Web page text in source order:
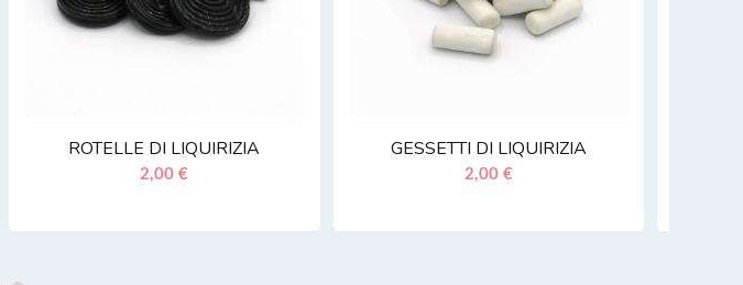
ROTELLE DI LIQUIRIZIA
2,00 €
GESSETTI DI LIQUIRIZIA
2,00 €